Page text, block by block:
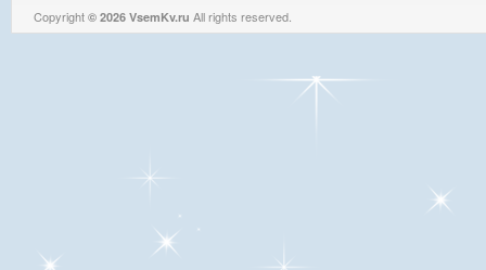
Copyright © 2026 VsemKv.ru All rights reserved.